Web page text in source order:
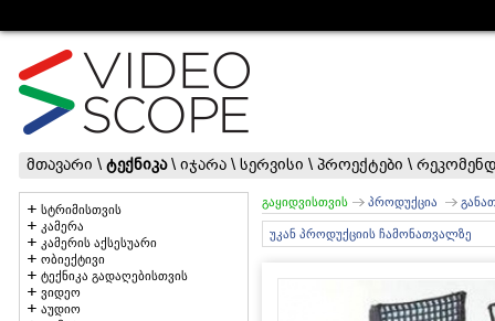
მთავარი \ ტექნიკა\ იჯარა \ სერვისი \ პროექტები \
სტრიმისთვის
კამერა
კამერის აქსესუარი
ობიექტივი
ტექნიკა გადაღებისთვის
ვიდეო
აუდიო
გაყიდვისთვის პროდუქცია
უკან პროდუქციის ჩამონათვალზე